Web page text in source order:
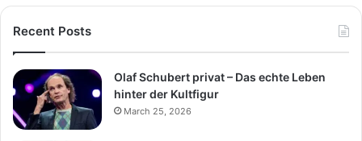
Recent Posts
Olaf Schubert privat – Das echte Leben
hinter der Kultfigur
March 25, 2026